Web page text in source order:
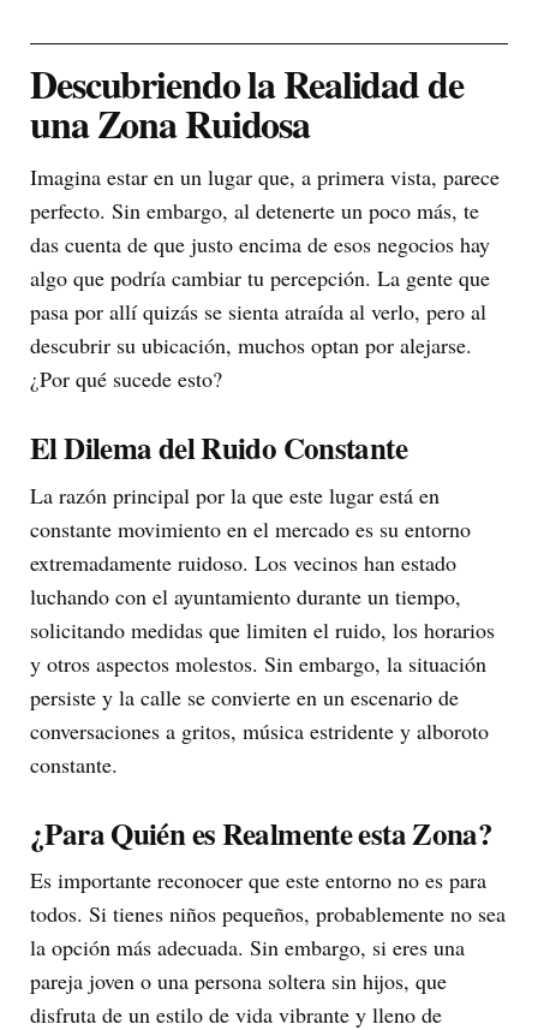
Descubriendo la Realidad de
una Zona Ruidosa
Imagina estar en un lugar que, a primera vista, parece
perfecto. Sin embargo, al detenerte un poco más, te
das cuenta de que justo encima de esos negocios hay
algo que podría cambiar tu percepción. La gente que
pasa por allí quizás se sienta atraída al verlo, pero al
descubrir su ubicación, muchos optan por alejarse.
¿Por qué sucede esto?
El Dilema del Ruido Constante
La razón principal por la que este lugar está en
constante movimiento en el mercado es su entorno
extremadamente ruidoso. Los vecinos han estado
luchando con el ayuntamiento durante un tiempo,
solicitando medidas que limiten el ruido, los horarios
y otros aspectos molestos. Sin embargo, la situación
persiste y la calle se convierte en un escenario de
conversaciones a gritos, música estridente y alboroto
constante.
¿Para Quién es Realmente esta Zona?
Es importante reconocer que este entorno no es para
todos. Si tienes niños pequeños, probablemente no sea
la opción más adecuada. Sin embargo, si eres una
pareja joven o una persona soltera sin hijos, que
disfruta de un estilo de vida vibrante y lleno de